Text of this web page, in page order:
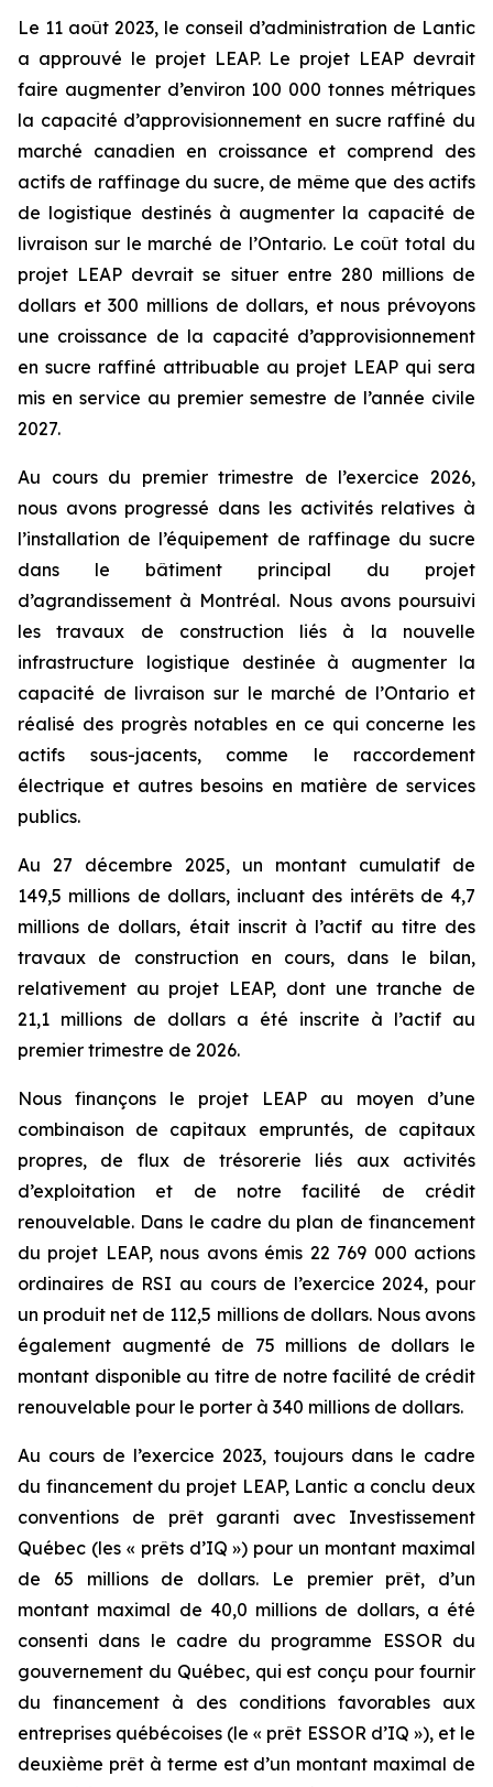
Le 11 août 2023, le conseil d’administration de Lantic
a approuvé le projet LEAP. Le projet LEAP devrait
faire augmenter d’environ 100 000 tonnes métriques
la capacité d’approvisionnement en sucre raffiné du
marché canadien en croissance et comprend des
actifs de raffinage du sucre, de même que des actifs
de logistique destinés à augmenter la capacité de
livraison sur le marché de l’Ontario. Le coût total du
projet LEAP devrait se situer entre 280 millions de
dollars et 300 millions de dollars, et nous prévoyons
une croissance de la capacité d’approvisionnement
en sucre raffiné attribuable au projet LEAP qui sera
mis en service au premier semestre de l’année civile
2027.
Au cours du premier trimestre de l’exercice 2026,
nous avons progressé dans les activités relatives à
l’installation de l’équipement de raffinage du sucre
dans le bâtiment principal du projet
d’agrandissement à Montréal. Nous avons poursuivi
les travaux de construction liés à la nouvelle
infrastructure logistique destinée à augmenter la
capacité de livraison sur le marché de l’Ontario et
réalisé des progrès notables en ce qui concerne les
actifs sous-jacents, comme le raccordement
électrique et autres besoins en matière de services
publics.
Au 27 décembre 2025, un montant cumulatif de
149,5 millions de dollars, incluant des intérêts de 4,7
millions de dollars, était inscrit à l’actif au titre des
travaux de construction en cours, dans le bilan,
relativement au projet LEAP, dont une tranche de
21,1 millions de dollars a été inscrite à l’actif au
premier trimestre de 2026.
Nous finançons le projet LEAP au moyen d’une
combinaison de capitaux empruntés, de capitaux
propres, de flux de trésorerie liés aux activités
d’exploitation et de notre facilité de crédit
renouvelable. Dans le cadre du plan de financement
du projet LEAP, nous avons émis 22 769 000 actions
ordinaires de RSI au cours de l’exercice 2024, pour
un produit net de 112,5 millions de dollars. Nous avons
également augmenté de 75 millions de dollars le
montant disponible au titre de notre facilité de crédit
renouvelable pour le porter à 340 millions de dollars.
Au cours de l’exercice 2023, toujours dans le cadre
du financement du projet LEAP, Lantic a conclu deux
conventions de prêt garanti avec Investissement
Québec (les « prêts d’IQ ») pour un montant maximal
de 65 millions de dollars. Le premier prêt, d’un
montant maximal de 40,0 millions de dollars, a été
consenti dans le cadre du programme ESSOR du
gouvernement du Québec, qui est conçu pour fournir
du financement à des conditions favorables aux
entreprises québécoises (le « prêt ESSOR d’IQ »), et le
deuxième prêt à terme est d’un montant maximal de